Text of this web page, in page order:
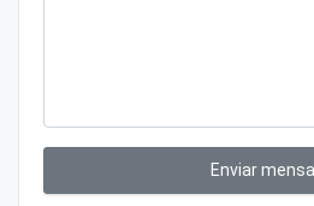
Enviar